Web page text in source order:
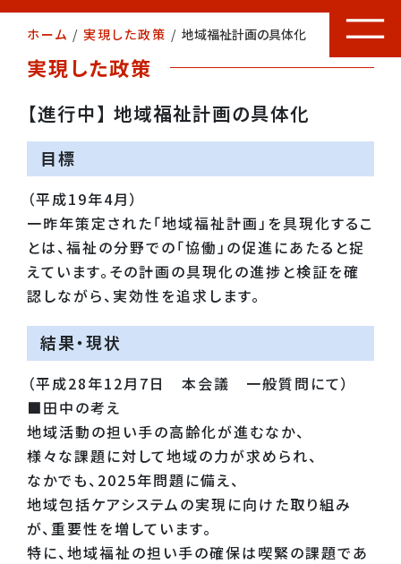
ホーム / 実現した政策 / 地域福祉計画の具体化
実現した政策
【進行中】 地域福祉計画の具体化
目標
（平成19年4月）
一昨年策定された「地域福祉計画」を具現化するこ
とは、福祉の分野での「協働」の促進にあたると捉
えています。その計画の具現化の進捗と検証を確
認しながら、実効性を追求します。
結果・現状
（平成28年12月7日 本会議 一般質問にて）
■田中の考え
地域活動の担い手の高齢化が進むなか、
様々な課題に対して地域の力が求められ、
なかでも、2025年問題に備え、
地域包括ケアシステムの実現に向けた取り組み
が、重要性を増しています。
特に、地域福祉の担い手の確保は喫緊の課題であ